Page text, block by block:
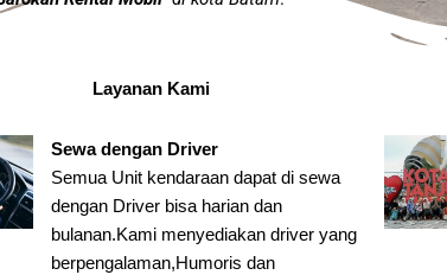
Layanan Kami
Sewa dengan Driver
Semua Unit kendaraan dapat di sewa
dengan Driver bisa harian dan
bulanan.Kami menyediakan driver yang
berpengalaman,Humoris dan